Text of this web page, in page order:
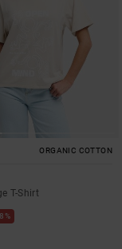
ORGANIC COTTON
T-Shirt